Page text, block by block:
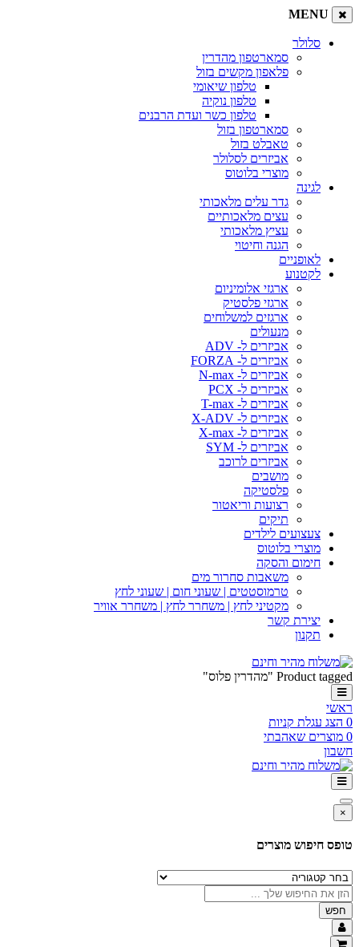
MENU
סלולר
סמארטפון מהדרין
פלאפון מקשים בזול
טלפון שיאומי
טלפון נוקיה
טלפון כשר ועדת הרבנים
סמארטפון בזול
טאבלט בזול
אביזרים לסלולר
מוצרי בלוטוס
לגינה
גדר עלים מלאכותי
עצים מלאכותיים
עציץ מלאכותי
הגנה וחיטוי
לאופניים
לקטנוע
ארגזי אלומיניום
ארגזי פלסטיק
ארגזים למשלוחים
מנעולים
אביזרים ל- ADV
אביזרים ל- FORZA
אביזרים ל- N-max
אביזרים ל- PCX
אביזרים ל- T-max
אביזרים ל- X-ADV
אביזרים ל- X-max
אביזרים ל- SYM
אביזרים לרוכב
מושבים
פלסטיקה
רצועות וריאטור
תיקים
צעצועים לילדים
מוצרי בלוטוס
חימום והסקה
משאבות סחרור מים
טרמוסטטים | שעוני חום | שעוני לחץ
מקטיני לחץ | משחרר לחץ | משחרר אוויר
יצירת קשר
תקנון
Product tagged "מהדרין פלוס"
ראשי
0 הצג עגלת קניות
0 מוצרים שאהבתי
חשבון
×
טופס חיפוש מוצרים
חפש